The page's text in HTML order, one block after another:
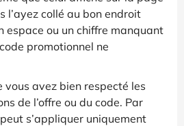
l’ayez collé au bon endroit
espace ou un chiffre manquant
promotionnel ne
vous avez bien respecté les
de l’offre ou du code. Par
s’appliquer uniquement